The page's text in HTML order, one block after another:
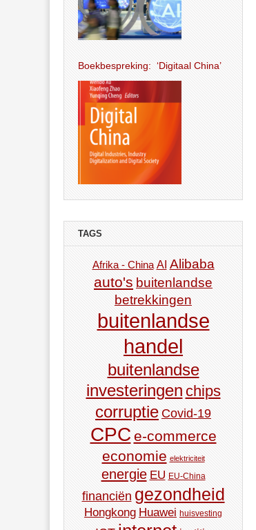
Boekbespreking: ‘Digitaal China’
TAGS
Afrika - China AI Alibaba
auto's buitenlandse
betrekkingen
buitenlandse
handel
buitenlandse
investeringen chips
corruptie Covid-19
CPC e-commerce
economie elektriciteit
energie EU EU-China
financiën gezondheid
Hongkong Huawei huisvesting